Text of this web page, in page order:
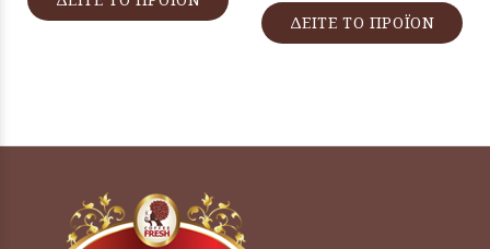
ΔΕΙΤΕ ΤΟ ΠΡΟΪΟΝ